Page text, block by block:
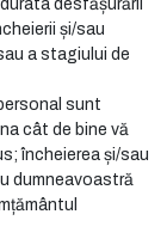
desfășurării
și/sau
a stagiului de
sunt
cât de bine vă
încheierea și/sau
dumneavoastră